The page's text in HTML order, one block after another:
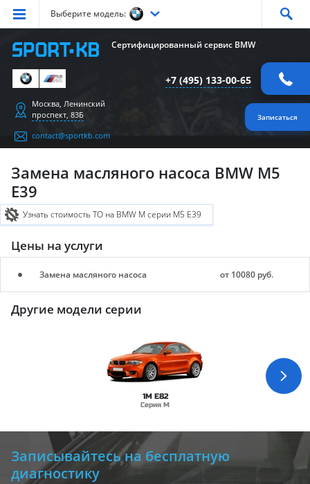
Выберите модель:
Серия Серия Серия
СерияX3
Серия X4 X6 СерияZ4 СерияM
Сертифицированный сервис BMW
+7 (495) 133-00-65
Записаться
Москва, Ленинский
проспект, 83Б
contact@sportkb.com
Замена масляного насоса BMW M5
E39
Узнать стоимость ТО на BMW M серии M5 E39
Цены на услуги
Замена масляного насоса от 10080 руб.
Другие модели серии
1M E82
Серия M
Записывайтесь на бесплатную
диагностику